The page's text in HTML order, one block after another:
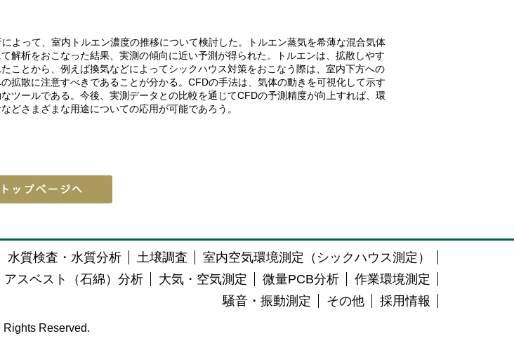
よって、室内トルエン濃度の推移について検討した。トルエン蒸気を希薄な混合気体
解析をおこなった結果、実測の傾向に近い予測が得られた。トルエンは、拡散しやす
ことから、例えば換気などによってシックハウス対策をおこなう際は、室内下方への
拡散に注意すべきであることが分かる。 CFDの手法は、気体の動きを可視化して示す
ツールである。今後、実測データとの比較を通じてCFDの予測精度が向上すれば、環
どさまざまな用途についての応用が可能であろう。
水質検査・水質分析 土壌調査
室内空気環境測定（シックハウス測定）
アスベスト（石綿）分析
大気・空気測定 微量PCB分析
作業環境測定
騒音・振動測定
その他 採用情報
Reserved.